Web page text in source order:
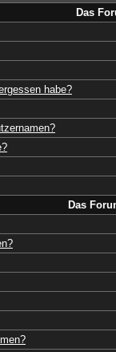
Das
habe?
Das